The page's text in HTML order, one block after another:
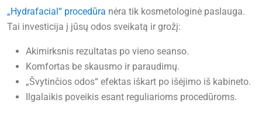
„Hydrafacial“ procedūra nėra tik kosmetologinė paslauga.
Tai investicija į jūsų odos sveikatą ir grožį:
Akimirksnis rezultatas po vieno seanso.
Komfortas be skausmo ir paraudimų.
„Švytinčios odos“ efektas iškart po išėjimo iš kabineto.
Ilgalaikis poveikis esant reguliarioms procedūroms.